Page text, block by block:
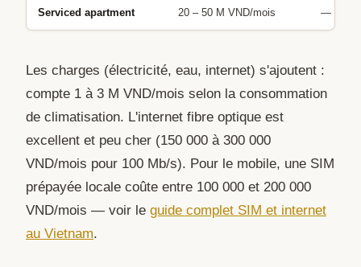
Serviced apartment 20 – 50 M VND/mois —
Les charges (électricité, eau, internet) s'ajoutent :
compte 1 à 3 M VND/mois selon la consommation
de climatisation. L'internet fibre optique est
excellent et peu cher (150 000 à 300 000
VND/mois pour 100 Mb/s). Pour le mobile, une SIM
prépayée locale coûte entre 100 000 et 200 000
VND/mois — voir le guide complet SIM et internet
au Vietnam.